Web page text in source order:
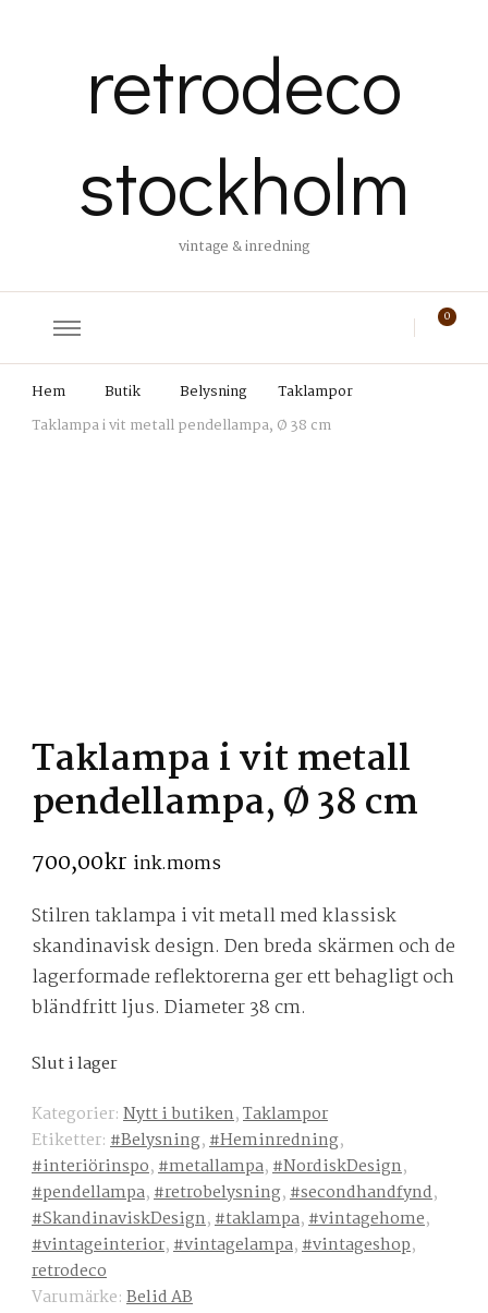
retrodeco
stockholm
vintage & inredning
0
Hem Butik Belysning
Taklampor
Taklampa i vit metall pendellampa, Ø 38 cm
Taklampa i vit metall
pendellampa, Ø 38 cm
700,00kr ink.moms
Stilren taklampa i vit metall med klassisk
skandinavisk design. Den breda skärmen och de
lagerformade reflektorerna ger ett behagligt och
bländfritt ljus. Diameter 38 cm.
Slut i lager
Kategorier: Nytt i butiken,Taklampor
Etiketter: #Belysning,#Heminredning,
#interiörinspo,#metallampa,#NordiskDesign,
#pendellampa,#retrobelysning,#secondhandfynd,
#SkandinaviskDesign,#taklampa,#vintagehome,
#vintageinterior,#vintagelampa,#vintageshop,
retrodeco
Varumärke: Belid AB